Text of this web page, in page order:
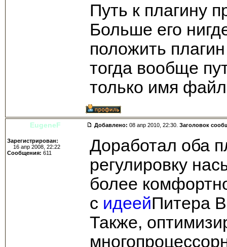
Путь к плагину
Больше его
положить
тогда вообще
только имя
EugeneF Добавлено: 08 апр 2010, 22:30. Заголовок
Зарегистрирован:
16 апр 2008, 22:22
Сообщения: 611
Доработал оба
регулировку
более
с идеейПитера
Также,